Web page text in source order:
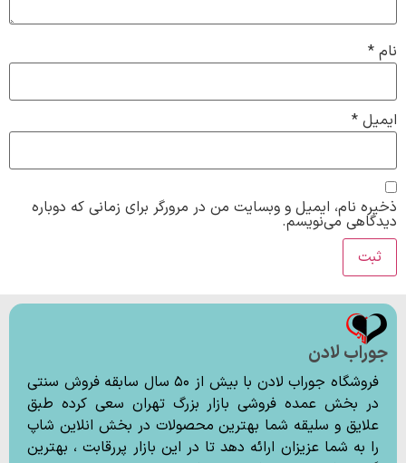
نام *
ایمیل *
ذخیره نام، ایمیل و وبسایت من در مرورگر برای زمانی که دوباره
دیدگاهی می‌نویسم.
جوراب لادن
فروشگاه جوراب لادن با بیش از ۵۰ سال سابقه فروش سنتی
در بخش عمده فروشی بازار بزرگ تهران سعی کرده طبق
علایق و سلیقه شما بهترین محصولات در بخش انلاین شاپ
را به شما عزیزان ارائه دهد تا در این بازار پررقابت ، بهترین